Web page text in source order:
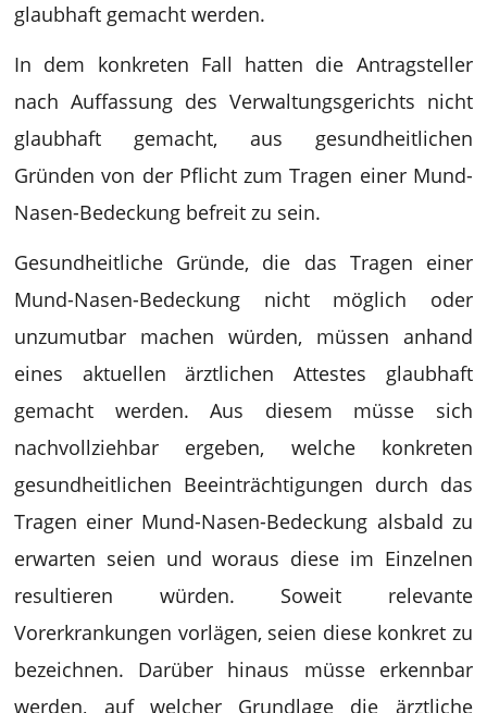
glaubhaft gemacht werden.
In dem konkreten Fall hatten die Antragsteller
nach Auffassung des Verwaltungsgerichts nicht
glaubhaft gemacht, aus gesundheitlichen
Gründen von der Pflicht zum Tragen einer Mund-
Nasen-Bedeckung befreit zu sein.
Gesundheitliche Gründe, die das Tragen einer
Mund-Nasen-Bedeckung nicht möglich oder
unzumutbar machen würden, müssen anhand
eines aktuellen ärztlichen Attestes glaubhaft
gemacht werden. Aus diesem müsse sich
nachvollziehbar ergeben, welche konkreten
gesundheitlichen Beeinträchtigungen durch das
Tragen einer Mund-Nasen-Bedeckung alsbald zu
erwarten seien und woraus diese im Einzelnen
resultieren würden. Soweit relevante
Vorerkrankungen vorlägen, seien diese konkret zu
bezeichnen. Darüber hinaus müsse erkennbar
werden, auf welcher Grundlage die ärztliche